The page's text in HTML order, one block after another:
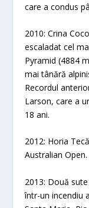
care a condus
2010: Crina
escaladat cel
Pyramid (4884
mai tânără
Recordul
Larson, care a
18 ani.
2012: Horia
Australian Open.
2013: Două
într-un incendiu